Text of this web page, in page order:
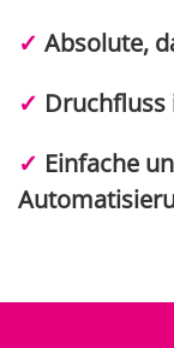
✓ Absolute,
✓ Druchfluss
✓ Einfache